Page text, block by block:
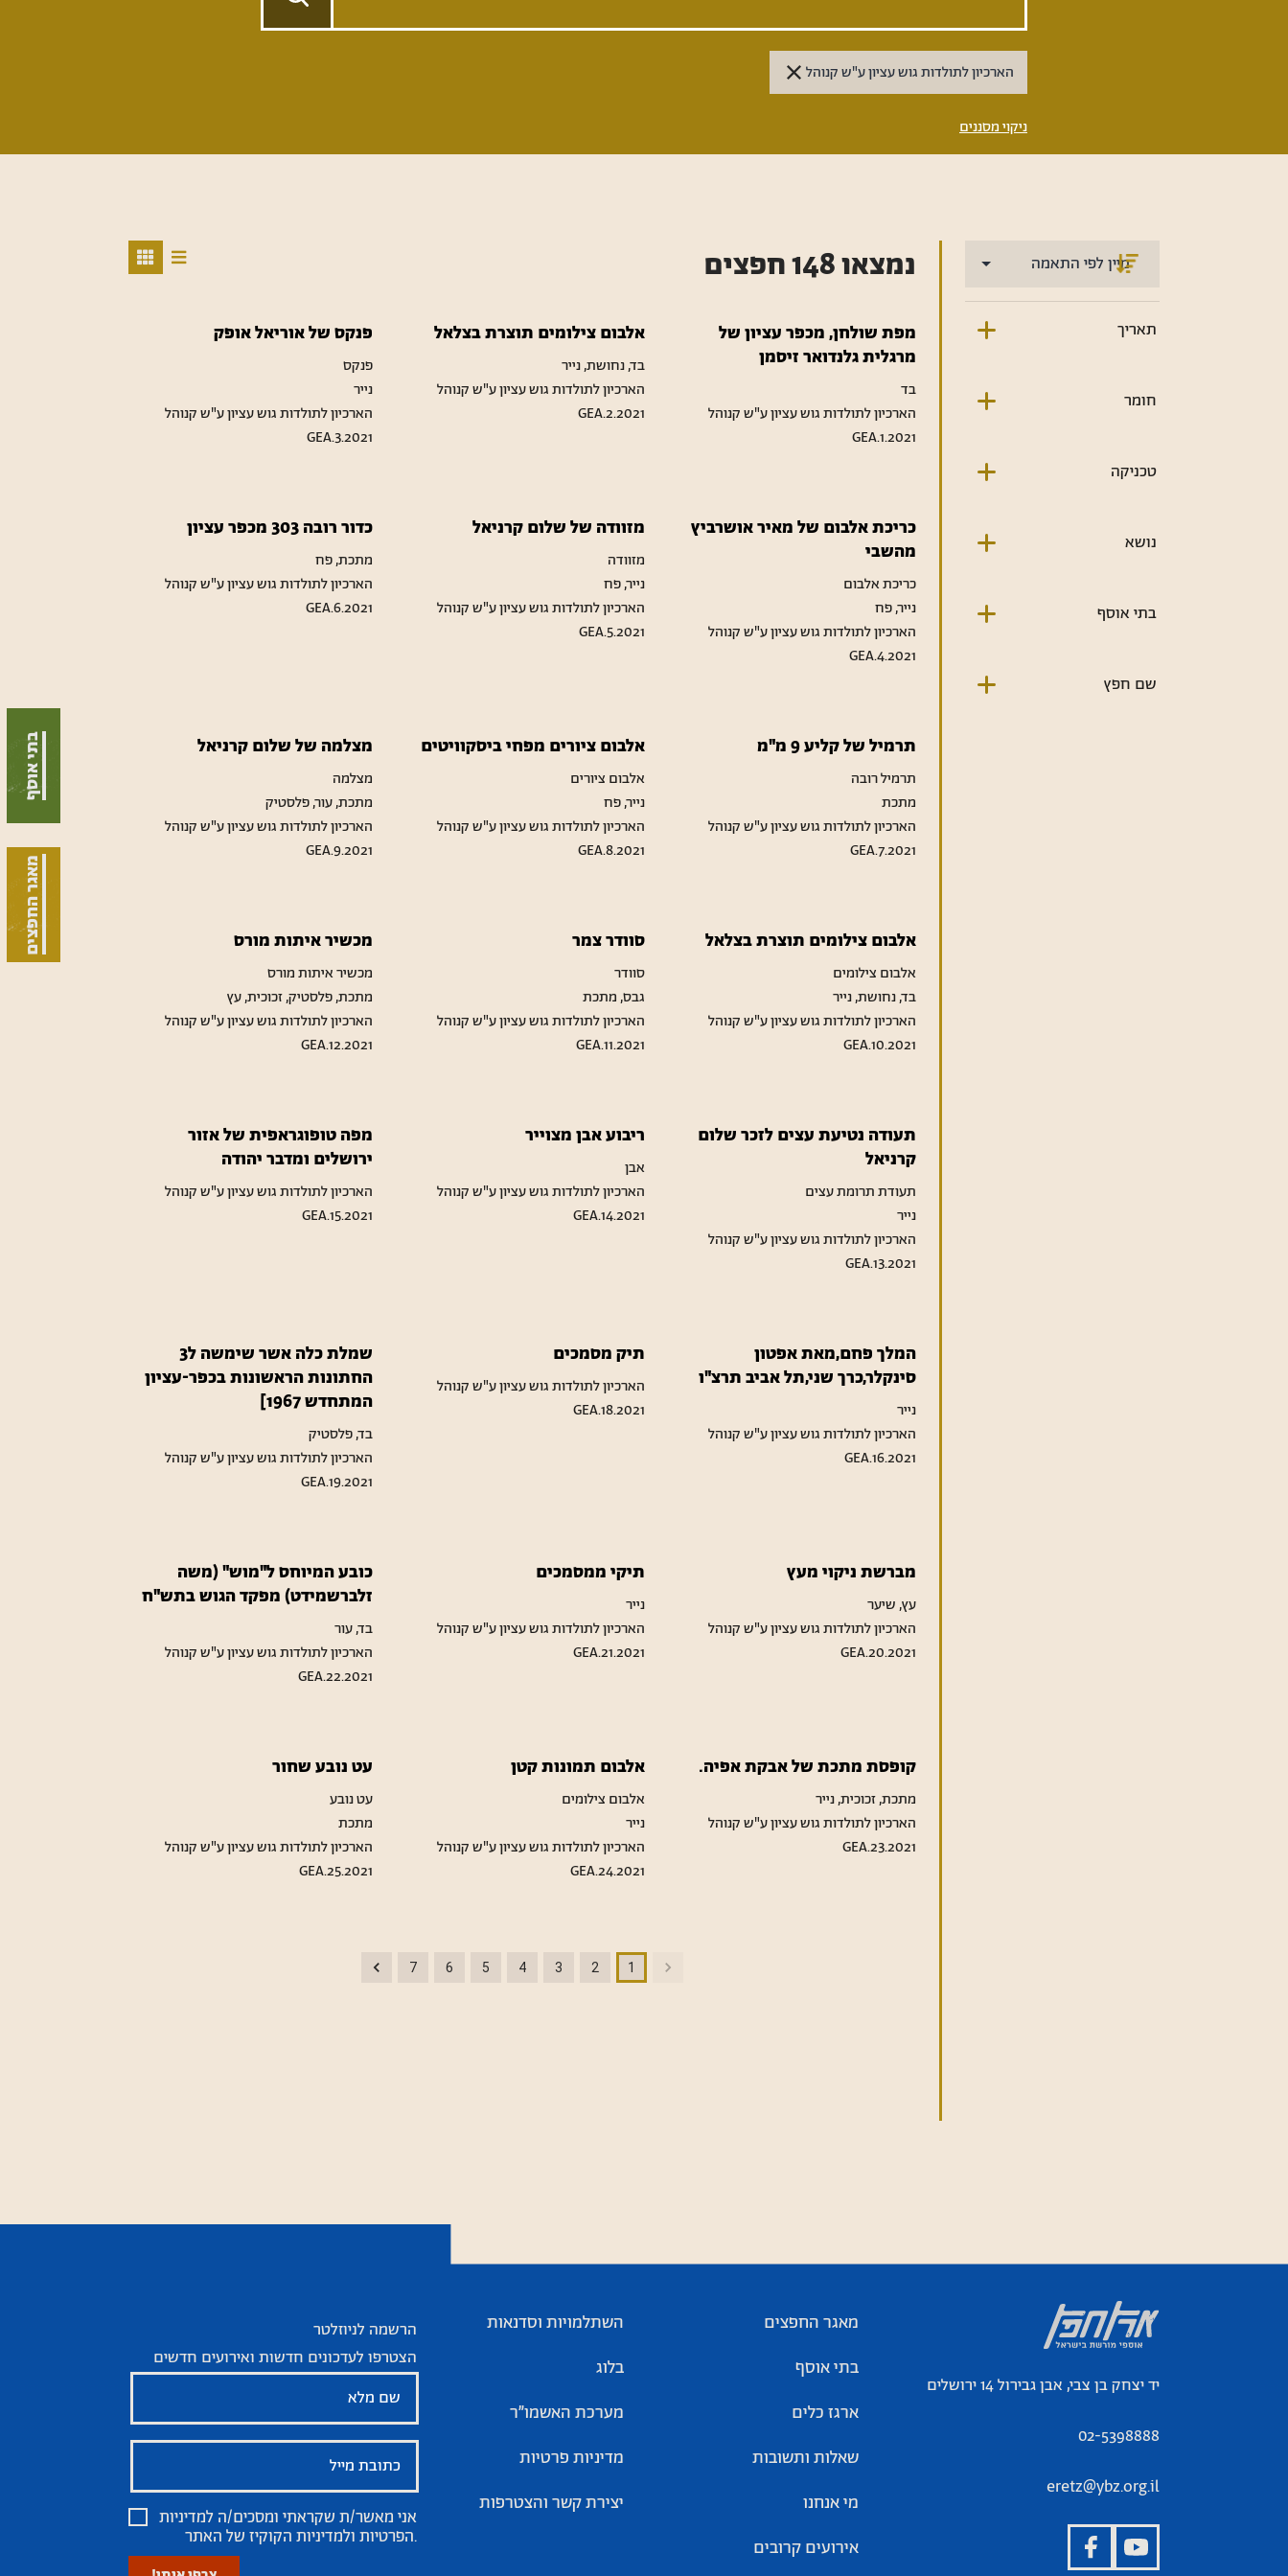
בתי אוסף
מאגר החפצים
הארכיון לתולדות גוש עציון ע"ש קנוהל
ניקוי מסננים
תאריך
חומר
טכניקה
נושא
בתי אוסף
שם חפץ
נמצאו148חפצים
מפת שולחן, מכפר עציון של
מרגלית גלנדואר זיסמן
בד
הארכיון לתולדות גוש עציון ע"ש קנוהל
GEA.1.2021
אלבום צילומים תוצרת בצלאל
בד, נחושת, נייר
הארכיון לתולדות גוש עציון ע"ש קנוהל
GEA.2.2021
פנקס של אוריאל אופק
פנקס
נייר
הארכיון לתולדות גוש עציון ע"ש קנוהל
GEA.3.2021
כריכת אלבום של מאיר אושרביץ
מהשבי
כריכת אלבום
נייר, פח
הארכיון לתולדות גוש עציון ע"ש קנוהל
GEA.4.2021
מזוודה של שלום קרניאל
מזוודה
נייר, פח
הארכיון לתולדות גוש עציון ע"ש קנוהל
GEA.5.2021
כדור רובה 303 מכפר עציון
מתכת, פח
הארכיון לתולדות גוש עציון ע"ש קנוהל
GEA.6.2021
תרמיל של קליע 9 מ"מ
תרמיל רובה
מתכת
הארכיון לתולדות גוש עציון ע"ש קנוהל
GEA.7.2021
אלבום ציורים מפחי ביסקוויטים
אלבום ציורים
נייר, פח
הארכיון לתולדות גוש עציון ע"ש קנוהל
GEA.8.2021
מצלמה של שלום קרניאל
מצלמה
מתכת, עור, פלסטיק
הארכיון לתולדות גוש עציון ע"ש קנוהל
GEA.9.2021
אלבום צילומים תוצרת בצלאל
אלבום צילומים
בד, נחושת, נייר
הארכיון לתולדות גוש עציון ע"ש קנוהל
GEA.10.2021
סוודר צמר
סוודר
גבס, מתכת
הארכיון לתולדות גוש עציון ע"ש קנוהל
GEA.11.2021
מכשיר איתות מורס
מכשיר איתות מורס
מתכת, פלסטיק, זכוכית, עץ
הארכיון לתולדות גוש עציון ע"ש קנוהל
GEA.12.2021
תעודה נטיעת עצים לזכר שלום
קרניאל
תעודת תרומת עצים
נייר
הארכיון לתולדות גוש עציון ע"ש קנוהל
GEA.13.2021
ריבוע אבן מצוייר
אבן
הארכיון לתולדות גוש עציון ע"ש קנוהל
GEA.14.2021
מפה טופוגראפית של אזור
ירושלים ומדבר יהודה
הארכיון לתולדות גוש עציון ע"ש קנוהל
GEA.15.2021
המלך פחם,מאת אפטון
סינקלר,כרך שני,תל אביב תרצ"ו
נייר
הארכיון לתולדות גוש עציון ע"ש קנוהל
GEA.16.2021
תיק מסמכים
הארכיון לתולדות גוש עציון ע"ש קנוהל
GEA.18.2021
שמלת כלה אשר שימשה ל3
החתונות הראשונות בכפר-עציון
המתחדש 1967]
בד, פלסטיק
הארכיון לתולדות גוש עציון ע"ש קנוהל
GEA.19.2021
מברשת ניקוי מעץ
עץ, שיער
הארכיון לתולדות גוש עציון ע"ש קנוהל
GEA.20.2021
תיקי ממסמכים
נייר
הארכיון לתולדות גוש עציון ע"ש קנוהל
GEA.21.2021
כובע המיוחס ל"מוש" (משה
זלברשמידט) מפקד הגוש בתש"ח
בד, עור
הארכיון לתולדות גוש עציון ע"ש קנוהל
GEA.22.2021
קופסת מתכת של אבקת אפיה.
מתכת, זכוכית, נייר
הארכיון לתולדות גוש עציון ע"ש קנוהל
GEA.23.2021
אלבום תמונות קטן
אלבום צילומים
נייר
הארכיון לתולדות גוש עציון ע"ש קנוהל
GEA.24.2021
עט נובע שחור
עט נובע
מתכת
הארכיון לתולדות גוש עציון ע"ש קנוהל
GEA.25.2021
1
2
3
4
5
6
7
יד יצחק בן צבי, אבן גבירול 14 ירושלים
02-5398888
eretz@ybz.org.il
מאגר החפצים
בתי אוסף
ארגז כלים
שאלות ותשובות
מי אנחנו
אירועים קרובים
השתלמויות וסדנאות
בלוג
מערכת האשמו”ר
מדיניות פרטיות
יצירת קשר והצטרפות
הרשמה לניוזלטר
הצטרפו לעדכונים חדשות ואירועים חדשים
אני מאשר/ת שקראתי ומסכים/ה למדיניות
הפרטיות ולמדיניות הקוקיזשל האתר.